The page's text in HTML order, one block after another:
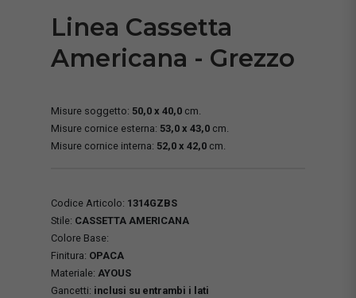
Linea Cassetta
Americana - Grezzo
Misure soggetto: 50,0 x 40,0 cm.
Misure cornice esterna: 53,0 x 43,0 cm.
Misure cornice interna: 52,0 x 42,0 cm.
Codice Articolo: 1314GZBS
Stile: CASSETTA AMERICANA
Colore Base:
Finitura: OPACA
Materiale: AYOUS
Gancetti: inclusi su entrambi i lati